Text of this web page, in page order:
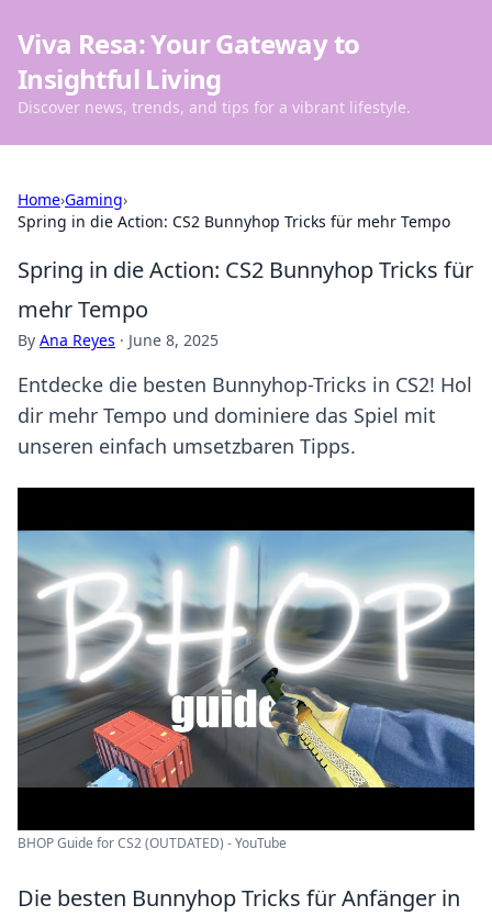
Viva Resa: Your Gateway to
Insightful Living
Discover news, trends, and tips for a vibrant lifestyle.
Home›Gaming›
Spring in die Action: CS2 Bunnyhop Tricks für mehr Tempo
Spring in die Action: CS2 Bunnyhop Tricks für
mehr Tempo
By Ana Reyes · June 8, 2025
Entdecke die besten Bunnyhop-Tricks in CS2! Hol
dir mehr Tempo und dominiere das Spiel mit
unseren einfach umsetzbaren Tipps.
BHOP Guide for CS2 (OUTDATED) - YouTube
Die besten Bunnyhop Tricks für Anfänger in